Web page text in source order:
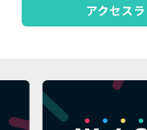
アクセス